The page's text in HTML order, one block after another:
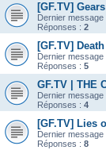
[GF.TV]
Dernier message
Réponses : 2
[GF.TV]
Dernier message
Réponses : 5
GF.TV | THE
Dernier message
Réponses : 4
[GF.TV] Lies
Dernier message
Réponses : 8